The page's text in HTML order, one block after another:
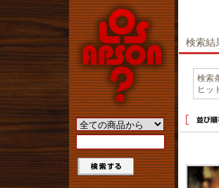
検索結
検索
ヒッ